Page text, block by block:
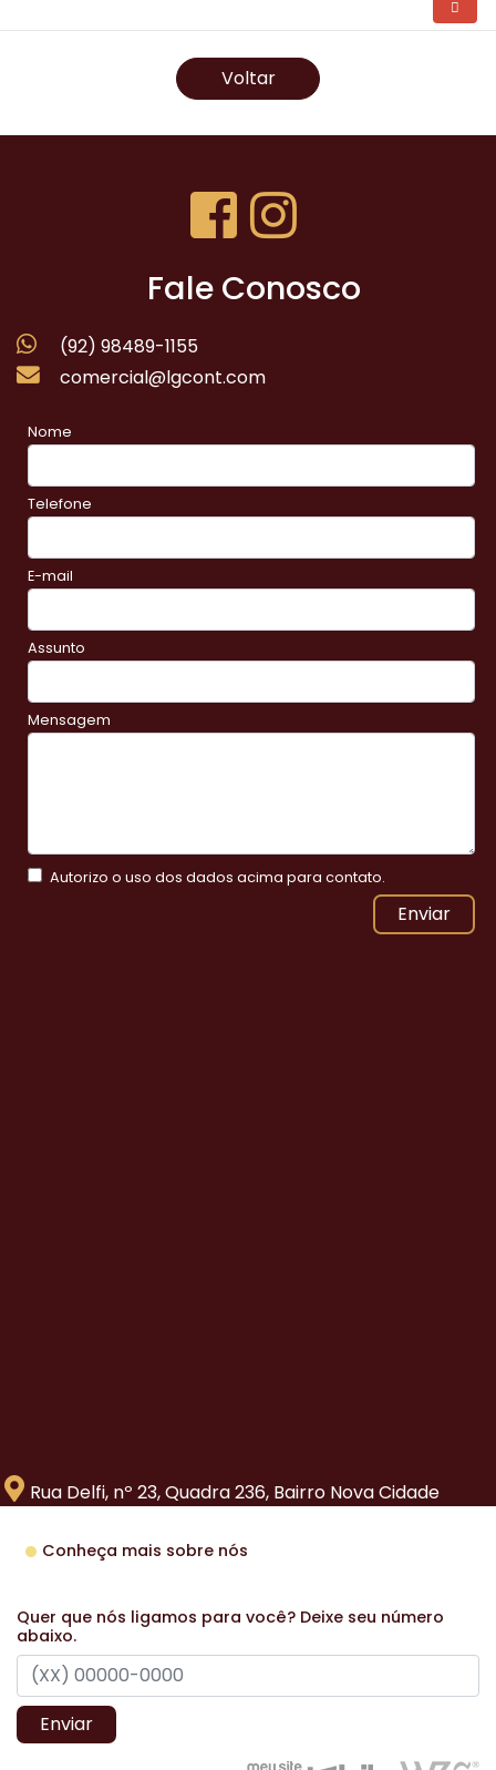
Voltar
Fale Conosco
(92) 98489-1155
comercial@lgcont.com
Nome
Telefone
E-mail
Assunto
Mensagem
Autorizo o uso dos dados acima para contato.
Enviar
Rua Delfi, nº 23, Quadra 236, Bairro Nova Cidade
Conheça mais sobre nós
Quer que nós ligamos para você? Deixe seu número
abaixo.
Enviar